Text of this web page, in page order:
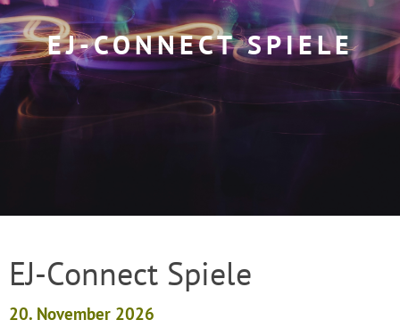
ÜBER UNS
EJ VOR ORT
TERMINE
SOFREI
EJ-CONNECT SPIELE
EJ-Connect Spiele
20. November 2026